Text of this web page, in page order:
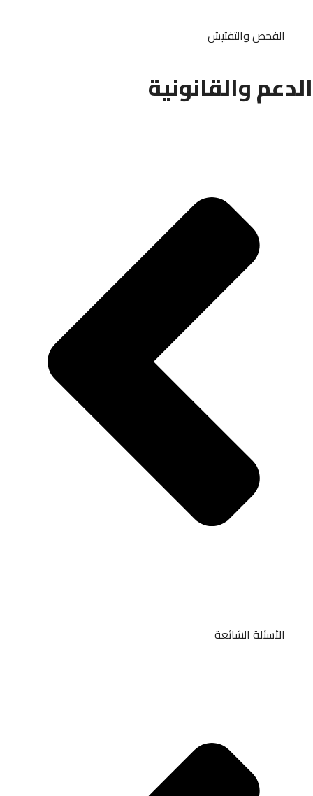
الفحص والتفتيش
الدعم والقانونية
الأسئلة الشائعة